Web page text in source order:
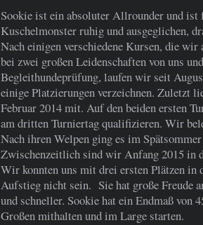
Sookie ist ein absoluter Allrounder und
Kuschelmonster ruhig und ausgeglichen,
Nach einigen verschiedene Kursen, die
bei zwei großen Leidenschaften von uns
Begleithundeprüfung, laufen wir seit
einige Platzierungen verzeichnen. Zuletzt
Februar 2014 mit. Auf den beiden ersten
am dritten Turniertag qualifizieren. Wir
Nach ihren Welpen ging es im
Zwischenzeitlich sind wir Anfang 2015 in
Wir konnten uns mit drei ersten Plätzen
Aufstieg nicht sein. Sie hat große Freude
und schneller. Sookie hat ein Endmaß von
Großen mithalten und im Large starten.